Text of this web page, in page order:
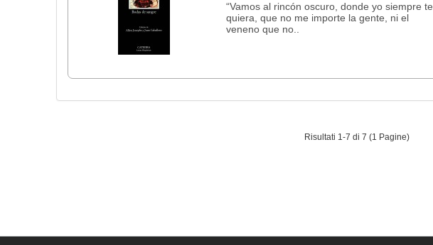
“Vamos al rincón oscuro, donde yo siempre te
quiera, que no me importe la gente, ni el
veneno que no..
Risultati 1-7 di 7 (1 Pagine)